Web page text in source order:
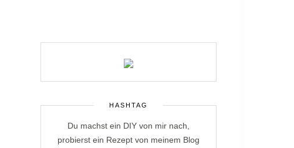
HASHTAG
Du machst ein DIY von mir nach,
probierst ein Rezept von meinem Blog